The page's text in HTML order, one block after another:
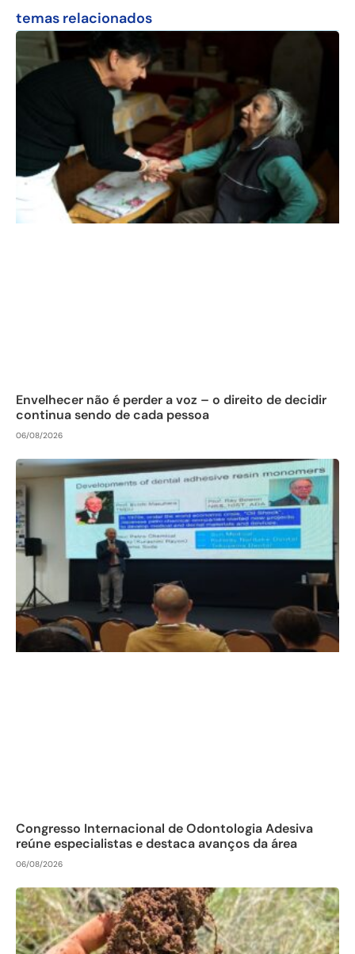
temas relacionados
Envelhecer não é perder a voz – o direito de decidir
continua sendo de cada pessoa
06/08/2026
Congresso Internacional de Odontologia Adesiva
reúne especialistas e destaca avanços da área
06/08/2026